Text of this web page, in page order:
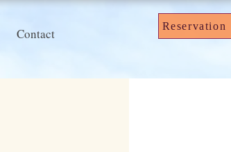
Contact Reservation